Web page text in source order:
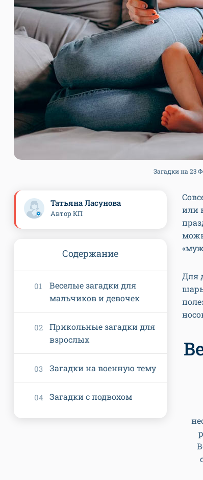
Загадки на 23
или
Для
Татьяна Ласунова
Автор КП
Содержание
Веселые загадки для
мальчиков и девочек
Прикольные загадки для
взрослых
Загадки на военную тему
Загадки с подвохом